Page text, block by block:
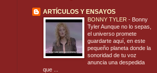
ARTÍCULOS Y ENSAYOS
BONNY TYLER - Bonny
Tyler Aunque no lo sepas,
el universo promete
guardarte aquí, en este
pequeño planeta donde la
sonoridad de tu voz
anuncia una despedida
que ...